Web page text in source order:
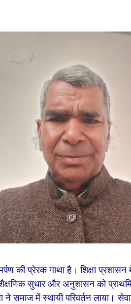
की प्रेरक गाथा है। शिक्षा
शैक्षणिक सुधार और अनुशासन को
समाज में स्थायी परिवर्तन लाया।